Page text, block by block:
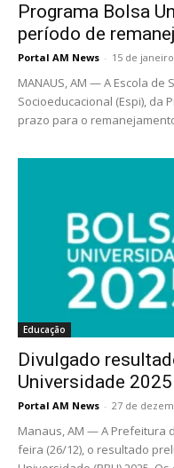
Programa Bolsa
período de
Portal AM News - 15 de
MANAUS, AM — A Escola de
Socioeducacional (Espi), da
prazo para o
Educação
Divulgado
Universidade 2025
Portal AM News - 27 de
Manaus, AM — A Prefeitura
feira (26/12), o resultado